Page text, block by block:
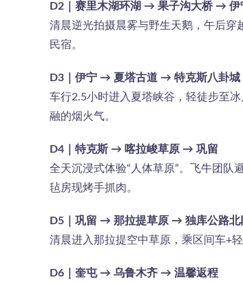
D2｜赛里木湖环湖 → 果子沟大桥 → 伊
清晨逆光拍摄晨雾与野生天鹅，午后穿
民宿。
D3｜伊宁 → 夏塔古道 → 特克斯八卦城
车行2.5小时进入夏塔峡谷，轻徒步至
融的烟火气。
D4｜特克斯 → 喀拉峻草原 → 巩留
全天沉浸式体验“人体草原”。飞牛团
毡房现烤手抓肉。
D5｜巩留 → 那拉提草原 → 独库公路
清晨进入那拉提空中草原，乘区间车+
D6｜奎屯 → 乌鲁木齐 → 温馨返程